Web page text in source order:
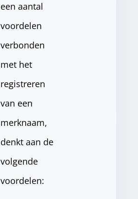
een aantal
voordelen
verbonden
met het
registreren
van een
merknaam,
denkt aan de
volgende
voordelen: